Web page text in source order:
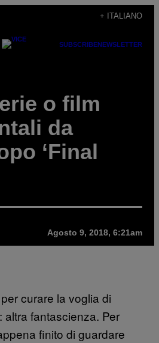
+ ITALIANO
SUBSCRIBENEWSLETTER
o film
da
‘Final
Agosto 9, 2018, 6:21am
curare la voglia di
fantascienza. Per
finito di guardare